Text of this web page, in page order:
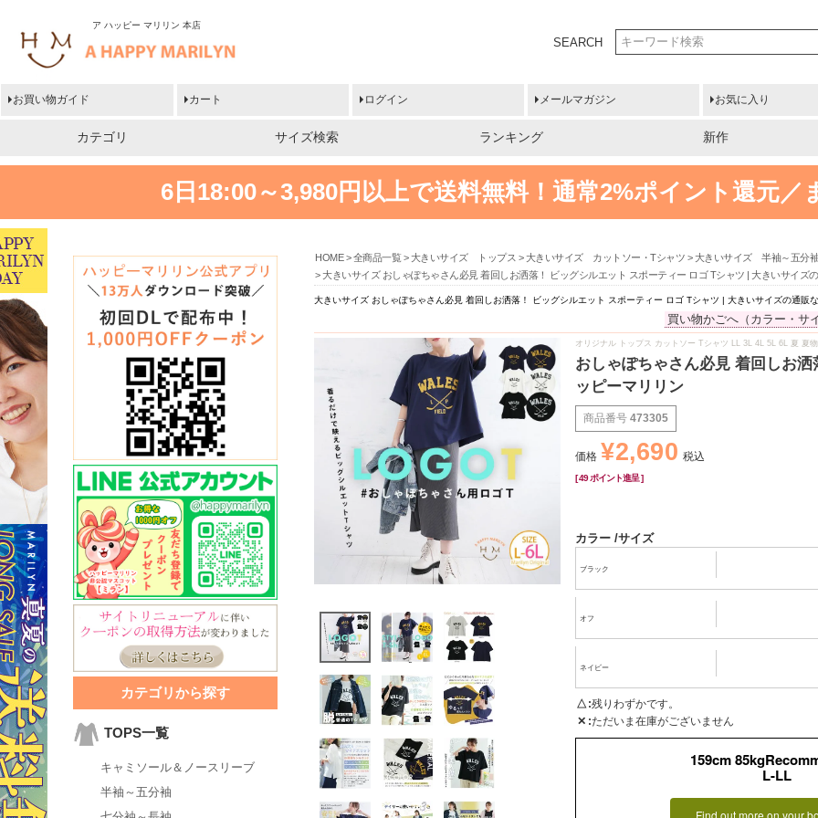
ア ハッピー マリリン 本店
SEARCH
お買い物ガイド カート ログイン メールマガジン お気に入り
カテゴリ サイズ検索 ランキング 新作
6日18:00～3,980円以上で送料無料！ 通常2%ポイント還元／
カテゴリから探す
TOPS一覧
キャミソール＆ノースリーブ
半袖～五分袖
HOME 全商品一覧 大きいサイズ トップス 大きいサイズ カットソー・Tシャツ
大きいサイズ 半袖～五分袖
大きいサイズ おしゃぽちゃさん必見 着回しお洒落！ ビッグシルエット スポーティー ロゴ Tシャツ | 大きいサイズ
大きいサイズ おしゃぽちゃさん必見 着回しお洒落！ ビッグシルエット スポーティー ロゴ Tシャツ | 大きいサイズの通販
買い物かごへ（カラー・サ
オリジナル トップス カットソー Tシャツ LL 3L 4L 5L 6L 夏 夏
おしゃぽちゃさん必見 着回しお
ッピーマリリン
商品番号 473305
価格 ¥2,690 税込
[49 ポイント進呈 ]
カラー サイズ
ブラック
オフ
ネイビー
△ 残りわずかです。
✕ ただいま在庫がございません
159cm
L-LL